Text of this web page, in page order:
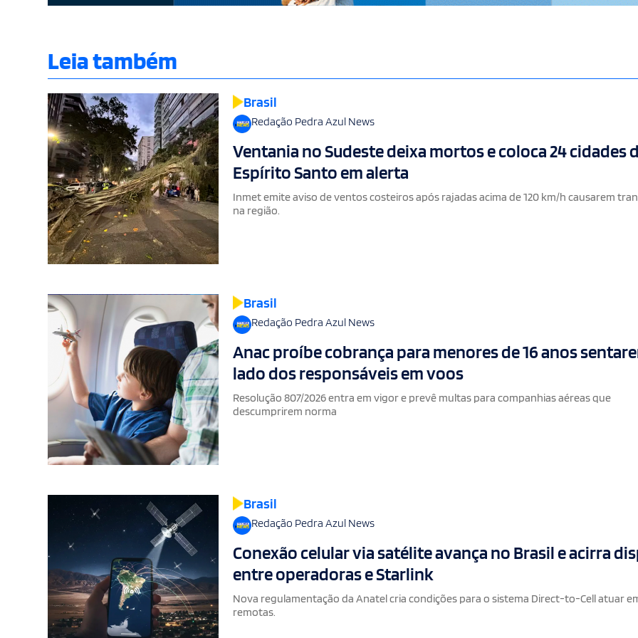
Leia também
Brasil
Redação Pedra Azul News
Ventania no Sudeste deixa mortos e coloca 24 cidades
Espírito Santo em alerta
Inmet emite aviso de ventos costeiros após rajadas acima de 120 km/h causarem
na região.
Brasil
Redação Pedra Azul News
Anac proíbe cobrança para menores de 16 anos
lado dos responsáveis em voos
Resolução 807/2026 entra em vigor e prevê multas para companhias aéreas que
descumprirem norma
Brasil
Redação Pedra Azul News
Conexão celular via satélite avança no Brasil e acirra
entre operadoras e Starlink
Nova regulamentação da Anatel cria condições para o sistema Direct-to-Cell atuar
remotas.